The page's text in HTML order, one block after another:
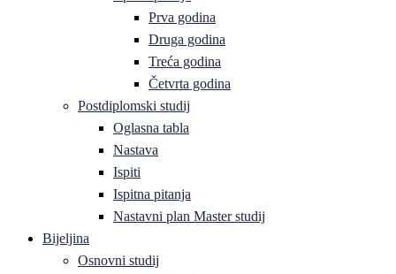
Prva godina
Druga godina
Treća godina
Četvrta godina
Postdiplomski studij
Oglasna tabla
Nastava
Ispiti
Ispitna pitanja
Nastavni plan Master studij
Bijeljina
Osnovni studij